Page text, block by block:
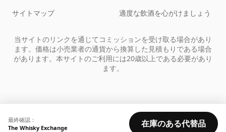
最終確認：
The Whisky Exchange
在庫のある代替品
サイトマップ
適度な飲酒を心がけましょう
当サイトのリンクを通じてコミッションを受け取る場合があり
ます。価格は小売業者の通貨から換算した見積もりである場合
があります。本サイトのご利用には20歳以上である必要があり
ます。